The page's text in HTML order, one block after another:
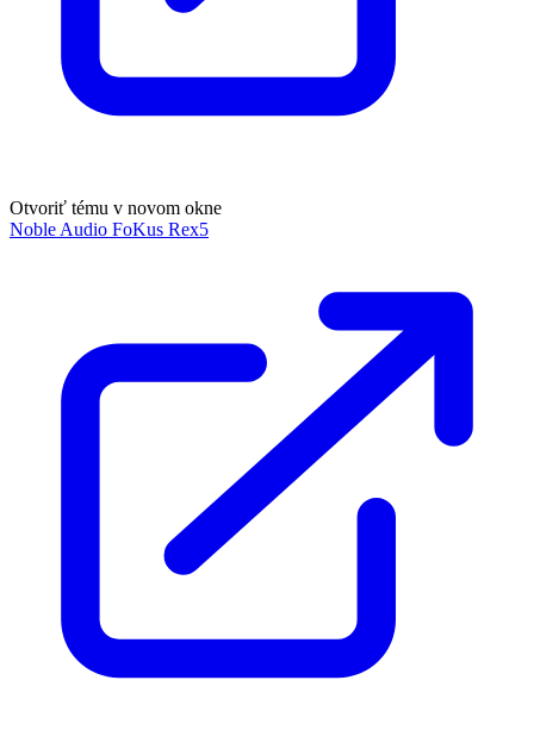
Otvoriť tému v novom okne
Noble Audio FoKus Rex5